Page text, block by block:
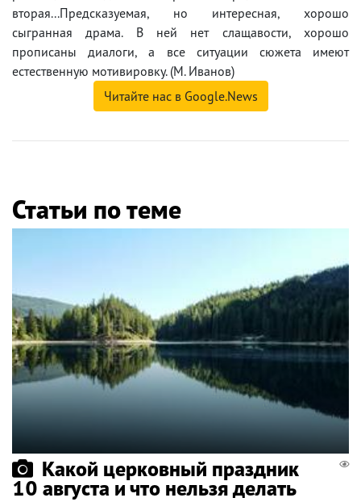
вторая...Предсказуемая, но интересная, хорошо
сыгранная драма. В ней нет слащавости, хорошо
прописаны диалоги, а все ситуации сюжета имеют
естественную мотивировку. (М. Иванов)
Читайте нас в Google.News
Статьи по теме
Какой церковный праздник
10 августа и что нельзя делать